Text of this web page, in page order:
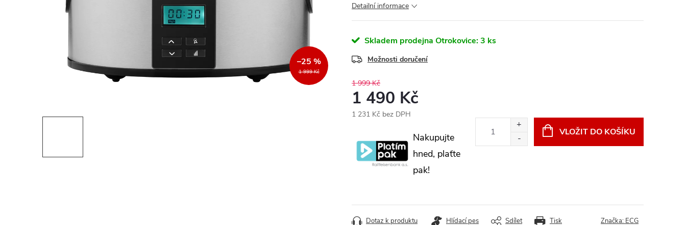
1 999 Kč
–25 %
Detailní informace
Skladem prodejna Otrokovice:3 ks
Možnosti doručení
1 999 Kč
1 490 Kč
1 231 Kč bez DPH
Nakupujte
hned, plaťte
pak!
VLOŽIT DO KOŠÍKU
Tisk
Dotaz k produktu Hlídací pes Sdílet Značka: ECG